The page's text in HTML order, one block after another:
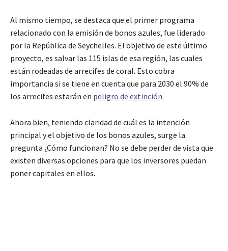
Al mismo tiempo, se destaca que el primer programa
relacionado con la emisión de bonos azules, fue liderado
por la República de Seychelles. El objetivo de este último
proyecto, es salvar las 115 islas de esa región, las cuales
están rodeadas de arrecifes de coral. Esto cobra
importancia si se tiene en cuenta que para 2030 el 90% de
los arrecifes estarán en peligro de extinción.
Ahora bien, teniendo claridad de cuál es la intención
principal y el objetivo de los bonos azules, surge la
pregunta ¿Cómo funcionan? No se debe perder de vista que
existen diversas opciones para que los inversores puedan
poner capitales en ellos.